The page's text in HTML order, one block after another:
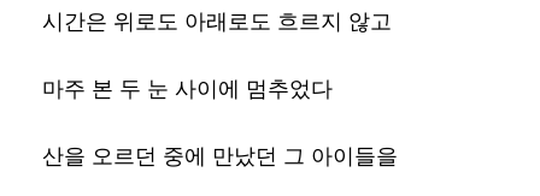
시간은 위로도 아래로도 흐르지 않고
마주 본 두 눈 사이에 멈추었다
산을 오르던 중에 만났던 그 아이들을